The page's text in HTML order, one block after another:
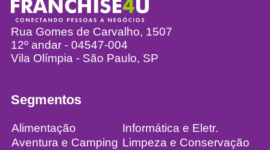
Rua Gomes de Carvalho, 1507
12º andar - 04547-004
Vila Olímpia - São Paulo, SP
Segmentos
Alimentação
Informática e Eletr.
Aventura e Camping Limpeza e Conservação